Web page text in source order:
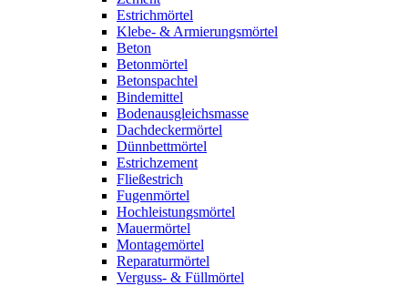
Estrichmörtel
Klebe- & Armierungsmörtel
Beton
Betonmörtel
Betonspachtel
Bindemittel
Bodenausgleichsmasse
Dachdeckermörtel
Dünnbettmörtel
Estrichzement
Fließestrich
Fugenmörtel
Hochleistungsmörtel
Mauermörtel
Montagemörtel
Reparaturmörtel
Verguss- & Füllmörtel